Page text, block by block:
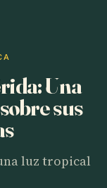
Una
sus
luz tropical